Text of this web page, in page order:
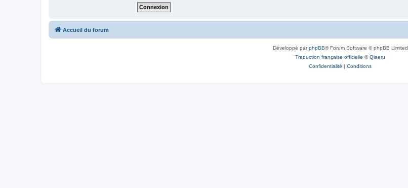
Accueil du forum
Développé parphpBB® Forum Software © phpBB Limited
Traduction française officielle ©Qiaeru
Confidentialité | Conditions